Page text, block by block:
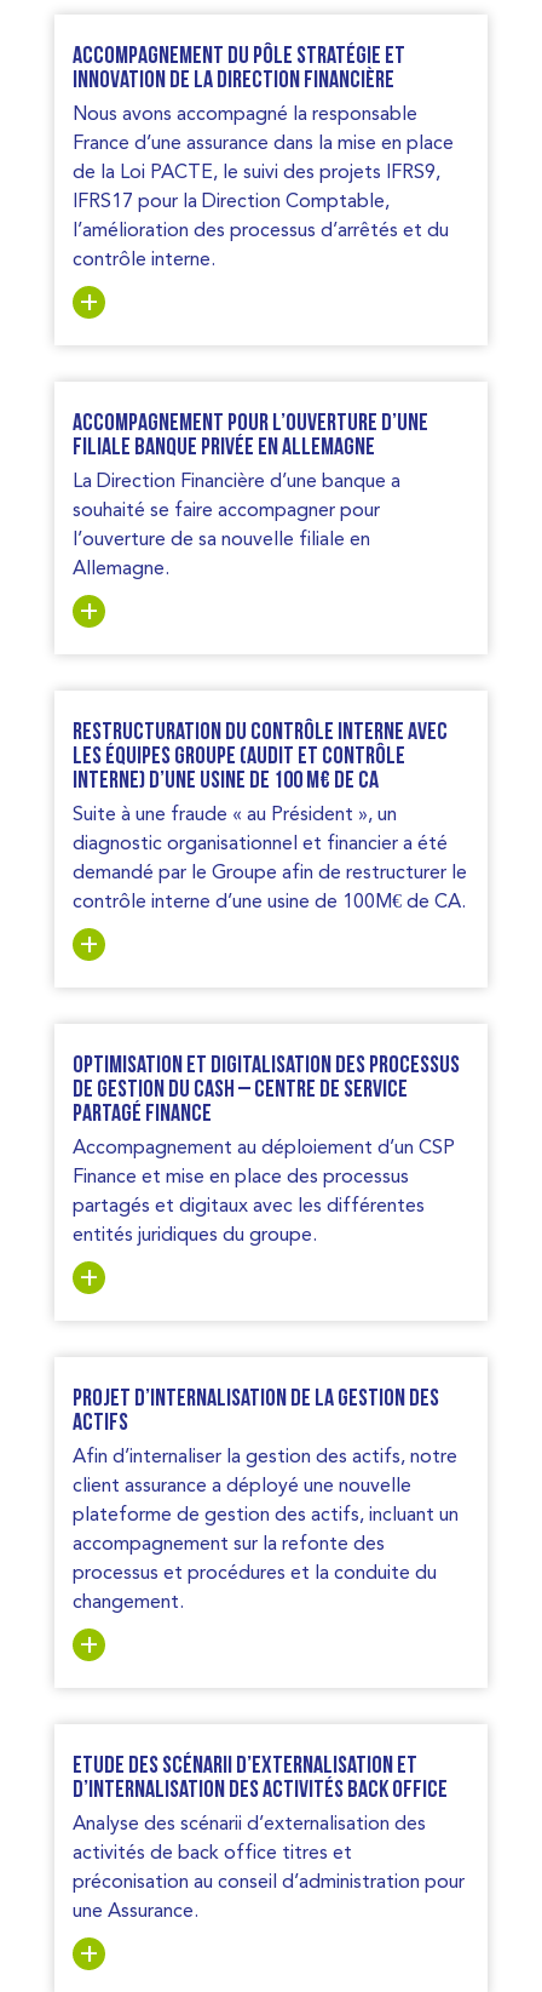
Accompagnement du pôle stratégie et
innovation de la Direction Financière
Nous avons accompagné la responsable
France d’une assurance dans la mise en place
de la Loi PACTE, le suivi des projets IFRS9,
IFRS17 pour la Direction Comptable,
l’amélioration des processus d’arrêtés et du
contrôle interne.
Accompagnement pour l’ouverture d’une
filiale banque privée en Allemagne
La Direction Financière d’une banque a
souhaité se faire accompagner pour
l’ouverture de sa nouvelle filiale en
Allemagne.
Restructuration du contrôle interne avec
les équipes groupe (audit et contrôle
interne) d’une usine de 100 M€ de CA
Suite à une fraude « au Président », un
diagnostic organisationnel et financier a été
demandé par le Groupe afin de restructurer le
contrôle interne d’une usine de 100M€ de CA.
Optimisation et digitalisation des processus
de gestion du cash – Centre de Service
Partagé Finance
Accompagnement au déploiement d’un CSP
Finance et mise en place des processus
partagés et digitaux avec les différentes
entités juridiques du groupe.
Projet d’internalisation de la gestion des
actifs
Afin d’internaliser la gestion des actifs, notre
client assurance a déployé une nouvelle
plateforme de gestion des actifs, incluant un
accompagnement sur la refonte des
processus et procédures et la conduite du
changement.
Etude des scénarii d’externalisation et
d’internalisation des activités back office
Analyse des scénarii d’externalisation des
activités de back office titres et
préconisation au conseil d’administration pour
une Assurance.